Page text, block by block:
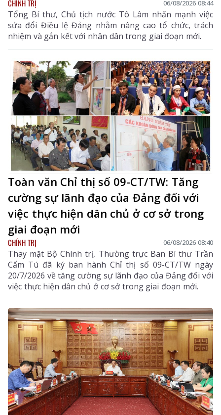
CHÍNH TRỊ 06/08/2026 08:44
Tổng Bí thư, Chủ tịch nước Tô Lâm nhấn mạnh việc
sửa đổi Điều lệ Đảng nhằm nâng cao tổ chức, trách
nhiệm và gắn kết với nhân dân trong giai đoạn mới.
Toàn văn Chỉ thị số 09-CT/TW: Tăng
cường sự lãnh đạo của Đảng đối với
việc thực hiện dân chủ ở cơ sở trong
giai đoạn mới
CHÍNH TRỊ 06/08/2026 08:40
Thay mặt Bộ Chính trị, Thường trực Ban Bí thư Trần
Cẩm Tú đã ký ban hành Chỉ thị số 09-CT/TW ngày
20/7/2026 về tăng cường sự lãnh đạo của Đảng đối với
việc thực hiện dân chủ ở cơ sở trong giai đoạn mới.